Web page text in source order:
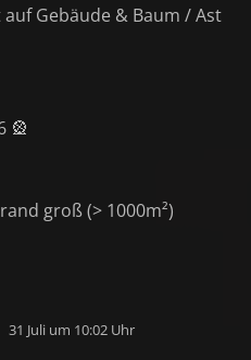
Gebäude & Baum / Ast
🎡
groß (> 1000m²)
31 Juli um 10:02 Uhr